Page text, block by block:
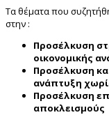
Τα θέματα που
στην :
Προσέλκυση
οικονομικής
Προσέλκυση
ανάπτυξη
Προσέλκυση
αποκλεισμούς